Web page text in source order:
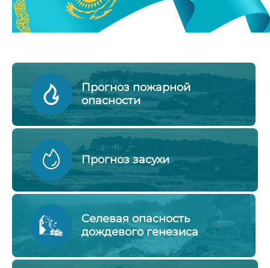
Прогноз пожарной
опасности
Прогноз засухи
Селевая опасность
дождевого генезиса